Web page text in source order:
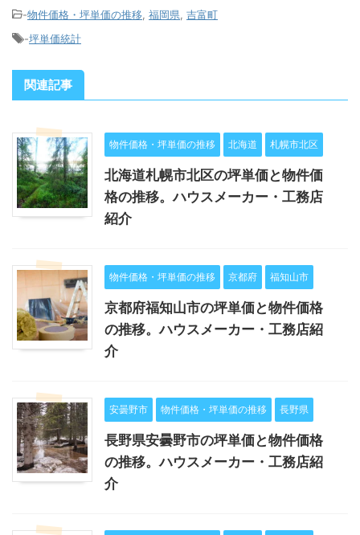
-物件価格・坪単価の推移 福岡県 吉富町
-坪単価統計
関連記事
物件価格・坪単価の推移 北海道 札幌市北区
北海道札幌市北区の坪単価と物件価
格の推移。ハウスメーカー・工務店
紹介
物件価格・坪単価の推移 京都府 福知山市
京都府福知山市の坪単価と物件価格
の推移。ハウスメーカー・工務店紹
介
安曇野市 物件価格・坪単価の推移 長野県
長野県安曇野市の坪単価と物件価格
の推移。ハウスメーカー・工務店紹
介